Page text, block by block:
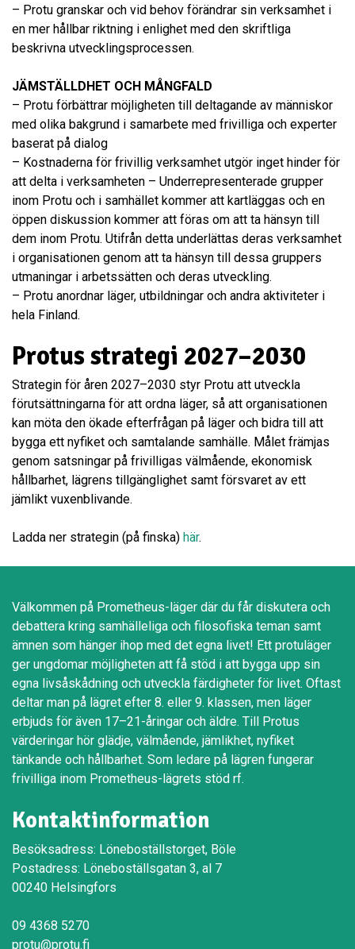
– Protu granskar och vid behov förändrar sin verksamhet i
en mer hållbar riktning i enlighet med den skriftliga
beskrivna utvecklingsprocessen.
JÄMSTÄLLDHET OCH MÅNGFALD
– Protu förbättrar möjligheten till deltagande av människor
med olika bakgrund i samarbete med frivilliga och experter
baserat på dialog
– Kostnaderna för frivillig verksamhet utgör inget hinder för
att delta i verksamheten – Underrepresenterade grupper
inom Protu och i samhället kommer att kartläggas och en
öppen diskussion kommer att föras om att ta hänsyn till
dem inom Protu. Utifrån detta underlättas deras verksamhet
i organisationen genom att ta hänsyn till dessa gruppers
utmaningar i arbetssätten och deras utveckling.
– Protu anordnar läger, utbildningar och andra aktiviteter i
hela Finland.
Protus strategi 2027–2030
Strategin för åren 2027–2030 styr Protu att utveckla
förutsättningarna för att ordna läger, så att organisationen
kan möta den ökade efterfrågan på läger och bidra till att
bygga ett nyfiket och samtalande samhälle. Målet främjas
genom satsningar på frivilligas välmående, ekonomisk
hållbarhet, lägrens tillgänglighet samt försvaret av ett
jämlikt vuxenblivande.
Ladda ner strategin (på finska) här.
Välkommen på Prometheus-läger där du får diskutera och
debattera kring samhälleliga och filosofiska teman samt
ämnen som hänger ihop med det egna livet! Ett protuläger
ger ungdomar möjligheten att få stöd i att bygga upp sin
egna livsåskådning och utveckla färdigheter för livet. Oftast
deltar man på lägret efter 8. eller 9. klassen, men läger
erbjuds för även 17–21-åringar och äldre. Till Protus
värderingar hör glädje, välmående, jämlikhet, nyfiket
tänkande och hållbarhet. Som ledare på lägren fungerar
frivilliga inom Prometheus-lägrets stöd rf.
Kontaktinformation
Besöksadress: Löneboställstorget, Böle
Postadress: Löneboställsgatan 3, al 7
00240 Helsingfors
09 4368 5270
protu@protu.fi